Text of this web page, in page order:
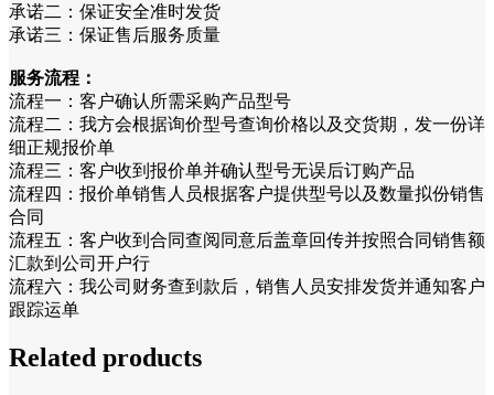
承诺二：保证安全准时发货
承诺三：保证售后服务质量
服务流程：
流程一：客户确认所需采购产品型号
流程二：我方会根据询价型号查询价格以及交货期，发一份详
细正规报价单
流程三：客户收到报价单并确认型号无误后订购产品
流程四：报价单销售人员根据客户提供型号以及数量拟份销售
合同
流程五：客户收到合同查阅同意后盖章回传并按照合同销售额
汇款到公司开户行
流程六：我公司财务查到款后，销售人员安排发货并通知客户
跟踪运单
Related products